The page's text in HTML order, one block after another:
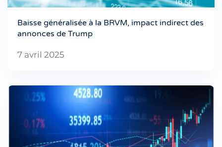
Baisse généralisée à la BRVM, impact indirect des
annonces de Trump
7 avril 2025